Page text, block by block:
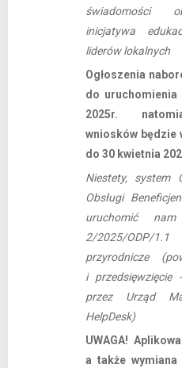
świadomości
inicjatywa
liderów lokalnych
Ogłoszenia
do
2025r.
wniosków będzie
do 30 kwietnia
Niestety, system
Obsługi
uruchomić
2/2025/ODP/
przyrodnicze
i przedsięwzięcie
przez Urząd
HelpDesk)
UWAGA!
a także wymiana